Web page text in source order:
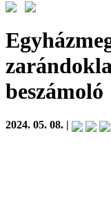
beszámoló
2024. 05. 08. |